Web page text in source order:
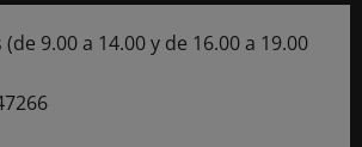
9.00 a 14.00 y de 16.00 a 19.00